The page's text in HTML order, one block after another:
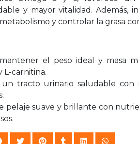
y mayor vitalidad. Además,
y controlar la grasa
el peso ideal y masa
L-carnitina.
un tracto urinario saludable
pelaje suave y brillante con